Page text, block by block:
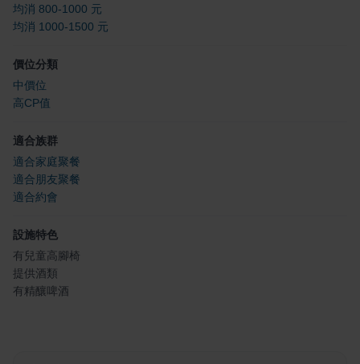
均消 800-1000 元
均消 1000-1500 元
價位分類
中價位
高CP值
適合族群
適合家庭聚餐
適合朋友聚餐
適合約會
設施特色
有兒童高腳椅
提供酒類
有精釀啤酒